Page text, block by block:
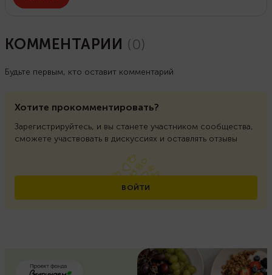
КОММЕНТАРИИ (0)
Будьте первым, кто оставит комментарий
Хотите прокомментировать?
Зарегистрируйтесь, и вы станете участником сообщества,
сможете участвовать в дискуссиях и оставлять отзывы
ВОЙТИ